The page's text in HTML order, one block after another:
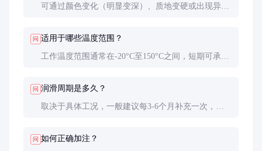
可通过颜色变化（明显变深）、质地变硬或出现异味
问 适用于哪些温度范围？
工作温度范围通常在-20°C至150°C之间，短期可承受
问 润滑周期是多久？
取决于具体工况，一般建议每3-6个月补充一次，或
问 如何正确加注？